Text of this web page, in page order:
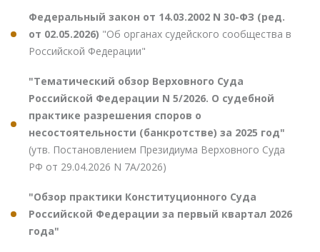
Федеральный закон от 14.03.2002 N 30-ФЗ (ред.
от 02.05.2026) "Об органах судейского сообщества в
Российской Федерации"
"Тематический обзор Верховного Суда
Российской Федерации N 5/2026. О судебной
практике разрешения споров о
несостоятельности (банкротстве) за 2025 год"
(утв. Постановлением Президиума Верховного Суда
РФ от 29.04.2026 N 7А/2026)
"Обзор практики Конституционного Суда
Российской Федерации за первый квартал 2026
года"